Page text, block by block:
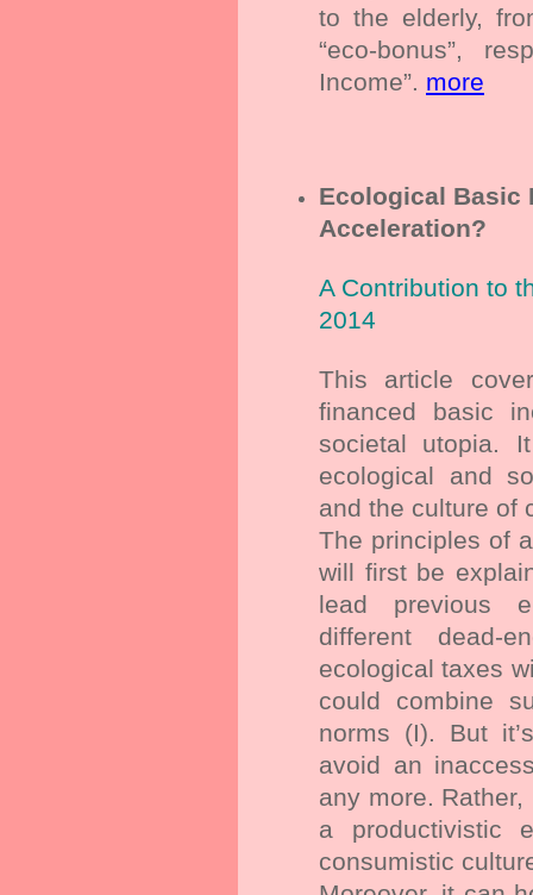
to the elderly,
“eco-bonus”,
Income”. more
Ecological Basic
Acceleration?
A Contribution to
2014
This article
financed basic
societal utopia.
ecological and
and the culture of
The principles of
will first be
lead previous
different dead-
ecological taxes
could combine
norms (I). But
avoid an
any more.
a productivistic
consumistic